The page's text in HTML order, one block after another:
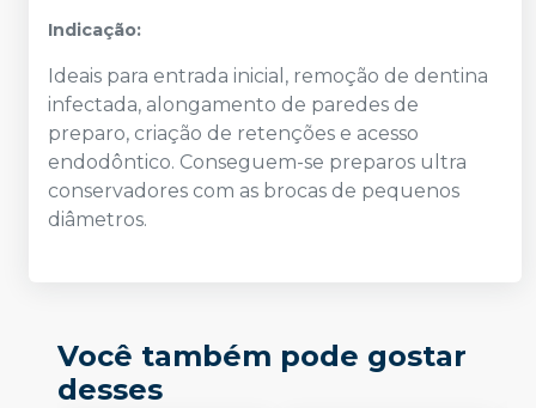
Indicação:
Ideais para entrada inicial, remoção de dentina
infectada, alongamento de paredes de
preparo, criação de retenções e acesso
endodôntico. Conseguem-se preparos ultra
conservadores com as brocas de pequenos
diâmetros.
Você também pode gostar
desses